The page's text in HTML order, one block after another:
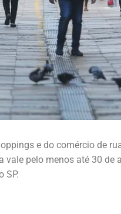
e do comércio de
vale pelo menos até 30
SP.